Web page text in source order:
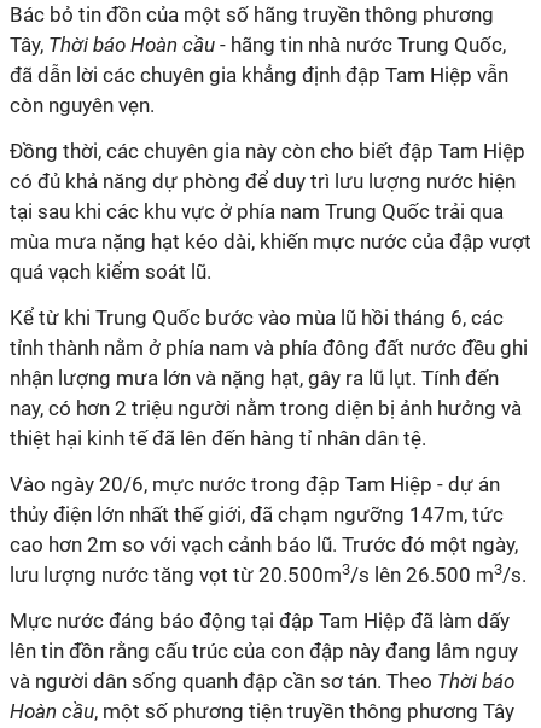
Bác bỏ tin đồn của một số hãng truyền thông phương
Tây, Thời báo Hoàn cầu - hãng tin nhà nước Trung Quốc,
đã dẫn lời các chuyên gia khẳng định đập Tam Hiệp vẫn
còn nguyên vẹn.
Đồng thời, các chuyên gia này còn cho biết đập Tam Hiệp
có đủ khả năng dự phòng để duy trì lưu lượng nước hiện
tại sau khi các khu vực ở phía nam Trung Quốc trải qua
mùa mưa nặng hạt kéo dài, khiến mực nước của đập vượt
quá vạch kiểm soát lũ.
Kể từ khi Trung Quốc bước vào mùa lũ hồi tháng 6, các
tỉnh thành nằm ở phía nam và phía đông đất nước đều ghi
nhận lượng mưa lớn và nặng hạt, gây ra lũ lụt. Tính đến
nay, có hơn 2 triệu người nằm trong diện bị ảnh hưởng và
thiệt hại kinh tế đã lên đến hàng tỉ nhân dân tệ.
Vào ngày 20/6, mực nước trong đập Tam Hiệp - dự án
thủy điện lớn nhất thế giới, đã chạm ngưỡng 147m, tức
cao hơn 2m so với vạch cảnh báo lũ. Trước đó một ngày,
lưu lượng nước tăng vọt từ 20.500m3/s lên 26.500 m3/s.
Mực nước đáng báo động tại đập Tam Hiệp đã làm dấy
lên tin đồn rằng cấu trúc của con đập này đang lâm nguy
và người dân sống quanh đập cần sơ tán. Theo Thời báo
Hoàn cầu, một số phương tiện truyền thông phương Tây